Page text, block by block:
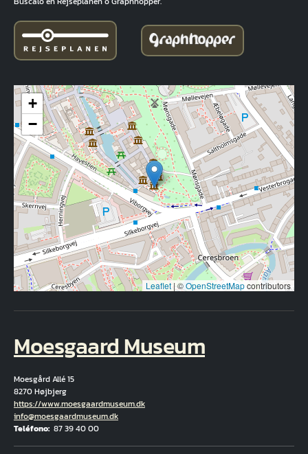
+
−
Leaflet |©OpenStreetMapcontributors
Moesgaard Museum
Moesgård Allé 15
8270 Højbjerg
Hjemmeside
https://www.moesgaardmuseum.dk
Correo electrónico
info@moesgaardmuseum.dk
Teléfono 87 39 40 00